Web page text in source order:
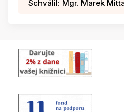
Schválil: Mgr. Marek